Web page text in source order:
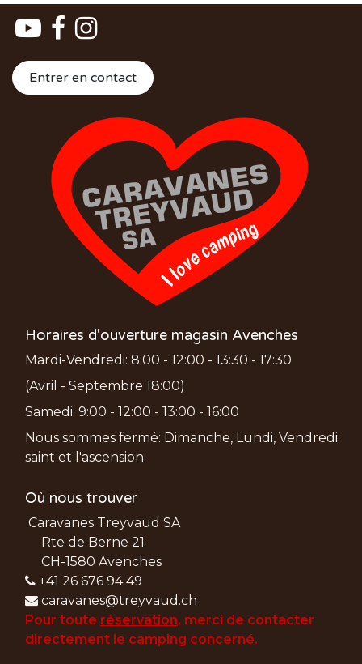
Entrer en contact
Horaires d'ouverture magasin Avenches
Mardi-Vendredi: 8:00 - 12:00 - 13:30 - 17:30
(Avril - Septembre 18:00)
Samedi: 9:00 - 12:00 - 13:00 - 16:00
Nous sommes fermé: Dimanche, Lundi, Vendredi
saint et l'ascension
Où nous trouver
Caravanes Treyvaud SA
Rte de Berne 21
CH-1580 Avenches
+41 26 676 94 49
caravanes@treyvaud.ch
Pour toute réservation, merci de contacter
directement le camping concerné.